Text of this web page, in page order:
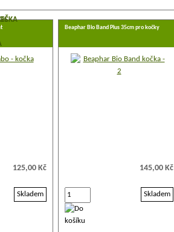
125,00 Kč
Skladem
Beaphar Bio Band Plus 35cm pro kočky
145,00 Kč
Skladem